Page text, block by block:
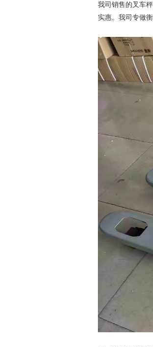
我司销售的叉车
实惠。我司专做